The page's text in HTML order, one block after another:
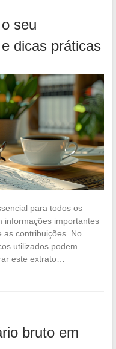
seu
dicas práticas
para todos os
informações importantes
as contribuições. No
utilizados podem
este extrato…
bruto em